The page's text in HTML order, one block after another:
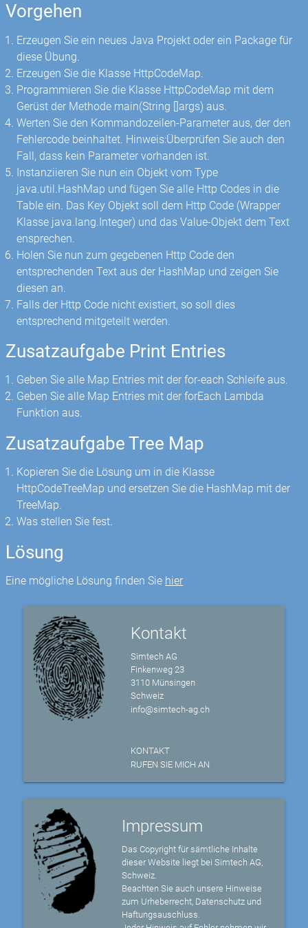
Vorgehen
Erzeugen Sie ein neues Java Projekt oder ein Package für
diese Übung.
Erzeugen Sie die Klasse HttpCodeMap.
Programmieren Sie die Klasse HttpCodeMap mit dem
Gerüst der Methode main(String []args) aus.
Werten Sie den Kommandozeilen-Parameter aus, der den
Fehlercode beinhaltet. Hinweis:Überprüfen Sie auch den
Fall, dass kein Parameter vorhanden ist.
Instanziieren Sie nun ein Objekt vom Type
java.util.HashMap und fügen Sie alle Http Codes in die
Table ein. Das Key Objekt soll dem Http Code (Wrapper
Klasse java.lang.Integer) und das Value-Objekt dem Text
ensprechen.
Holen Sie nun zum gegebenen Http Code den
entsprechenden Text aus der HashMap und zeigen Sie
diesen an.
Falls der Http Code nicht existiert, so soll dies
entsprechend mitgeteilt werden.
Zusatzaufgabe Print Entries
Geben Sie alle Map Entries mit der for-each Schleife aus.
Geben Sie alle Map Entries mit der forEach Lambda
Funktion aus.
Zusatzaufgabe Tree Map
Kopieren Sie die Lösung um in die Klasse
HttpCodeTreeMap und ersetzen Sie die HashMap mit der
TreeMap.
Was stellen Sie fest.
Lösung
Eine mögliche Lösung finden Sie hier
Kontakt
Simtech AG
Finkenweg 23
3110 Münsingen
Schweiz
info@simtech-ag.ch
KONTAKT
RUFEN SIE MICH AN
Impressum
Das Copyright für sämtliche Inhalte
dieser Website liegt bei Simtech AG,
Schweiz.
Beachten Sie auch unsere Hinweise
zum Urheberrecht, Datenschutz und
Haftungsauschluss.